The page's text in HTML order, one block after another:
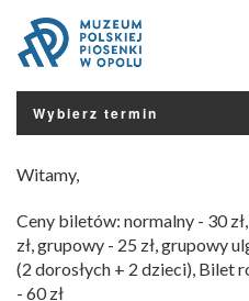
Wybierz termin
Witamy,
Ceny biletów: normalny - 30
zł, grupowy - 25 zł, grupowy
(2 dorosłych + 2 dzieci), Bilet
- 60 zł